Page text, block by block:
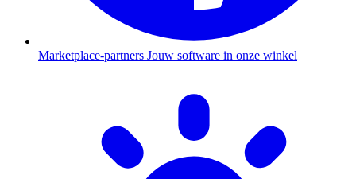
Marketplace-partners Jouw software in onze winkel